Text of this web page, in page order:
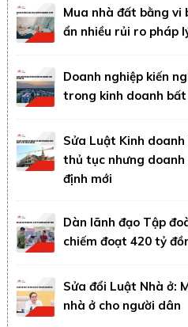
Mua nhà đất bằng vi
ẩn nhiều rủi ro pháp
Doanh nghiệp kiến
trong kinh doanh bất
Sửa Luật Kinh
thủ tục nhưng
định mới
Dàn lãnh đạo Tập
chiếm đoạt 420 tỷ
Sửa đổi Luật Nhà ở:
nhà ở cho người dân